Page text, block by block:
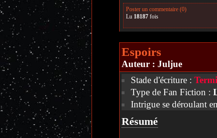
Poster un commentaire (0)
Lu 18187fois
Espoirs
Auteur : Juljue
Stade d'écriture :
Type de Fan Fiction :
Intrigue se déroulant
Résumé